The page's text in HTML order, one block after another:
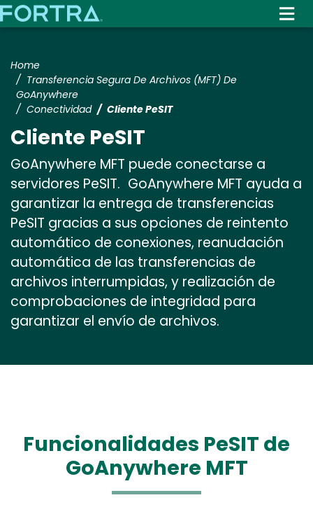
to
Home
Transferencia Segura De Archivos (MFT) De
GoAnywhere
Conectividad
Cliente PeSIT
Cliente PeSIT
GoAnywhere MFT puede conectarse a
servidores PeSIT. GoAnywhere MFT ayuda a
garantizar la entrega de transferencias
PeSIT gracias a sus opciones de reintento
automático de conexiones, reanudación
automática de las transferencias de
archivos interrumpidas, y realización de
comprobaciones de integridad para
garantizar el envío de archivos.
Funcionalidades PeSIT de
GoAnywhere MFT